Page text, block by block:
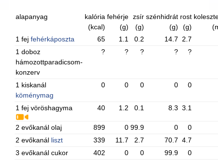
alapanyag
kalória
(kcal)
fehérje
(g)
zsír
(g)
szénhidrát
(g)
rost
(g)
1 fejfehérkáposzta 65 1.1 0.2 14.7
2.7
1 doboz
hámozottparadicsom-
konzerv
? ? ? ? ?
1 kiskanál
köménymag
0 0 0 0 0
1 fej vöröshagyma 40 1.2 0.1 8.3 3.1
2 evőkanál olaj 899 0 99.9 0
0
2 evőkanál liszt 339 11.7 2.7 70.7 4.7
3 evőkanál cukor
402 0 0 99.9
0